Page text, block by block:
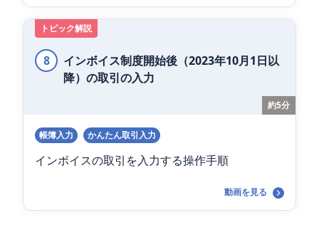
トピック解説
8
インボイス制度開始後（2023年10月1日以
降）の取引の入力
約5分
帳簿入力 かんたん取引入力
インボイスの取引を入力する操作手順
動画を見る